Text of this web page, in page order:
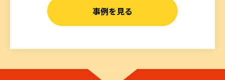
事例を見る